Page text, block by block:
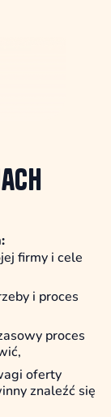
firmy i cele
i proces
proces
oferty
znaleźć się